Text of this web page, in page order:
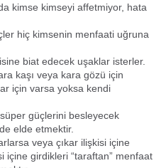
kimse kimseyi affetmiyor, hata
hiç kimsenin menfaati uğruna
biat edecek uşaklar isterler.
kaşı veya kara gözü için
için varsa yoksa kendi
güçlerini besleyecek
elde etmektir.
veya çıkar ilişkisi içine
içine girdikleri “taraftan” menfaat